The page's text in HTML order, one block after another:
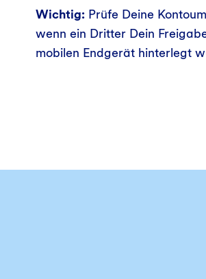
Wichtig: Prüfe Deine
wenn ein Dritter Dein
mobilen Endgerät hinterlegt